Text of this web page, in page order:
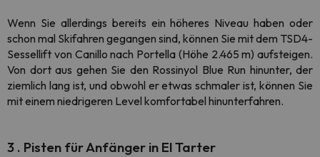
Wenn Sie allerdings bereits ein höheres Niveau haben oder
schon mal Skifahren gegangen sind, können Sie mit dem TSD4-
Sessellift von Canillo nach Portella (Höhe 2.465 m) aufsteigen.
Von dort aus gehen Sie den Rossinyol Blue Run hinunter, der
ziemlich lang ist, und obwohl er etwas schmaler ist, können Sie
mit einem niedrigeren Level komfortabel hinunterfahren.
3 . Pisten für Anfänger in El Tarter